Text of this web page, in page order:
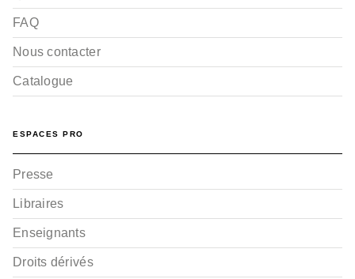
FAQ
Nous contacter
Catalogue
ESPACES PRO
Presse
Libraires
Enseignants
Droits dérivés